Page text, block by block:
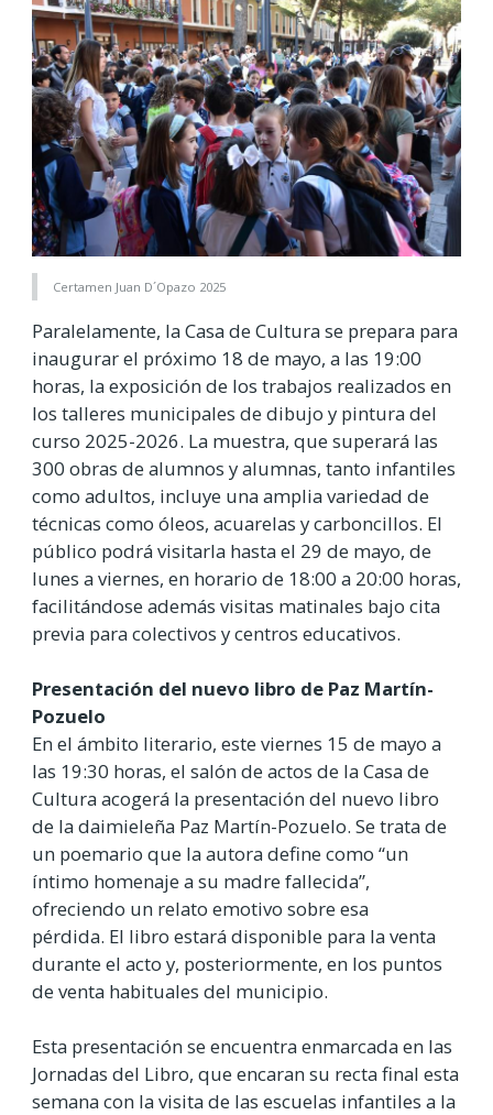
Certamen Juan D´Opazo 2025
Paralelamente, la Casa de Cultura se prepara para
inaugurar el próximo 18 de mayo, a las 19:00
horas, la exposición de los trabajos realizados en
los talleres municipales de dibujo y pintura del
curso 2025-2026. La muestra, que superará las
300 obras de alumnos y alumnas, tanto infantiles
como adultos, incluye una amplia variedad de
técnicas como óleos, acuarelas y carboncillos. El
público podrá visitarla hasta el 29 de mayo, de
lunes a viernes, en horario de 18:00 a 20:00 horas,
facilitándose además visitas matinales bajo cita
previa para colectivos y centros educativos.
Presentación del nuevo libro de Paz Martín-
Pozuelo
En el ámbito literario, este viernes 15 de mayo a
las 19:30 horas, el salón de actos de la Casa de
Cultura acogerá la presentación del nuevo libro
de la daimieleña Paz Martín-Pozuelo. Se trata de
un poemario que la autora define como “un
íntimo homenaje a su madre fallecida”,
ofreciendo un relato emotivo sobre esa
pérdida. El libro estará disponible para la venta
durante el acto y, posteriormente, en los puntos
de venta habituales del municipio.
Esta presentación se encuentra enmarcada en las
Jornadas del Libro, que encaran su recta final esta
semana con la visita de las escuelas infantiles a la